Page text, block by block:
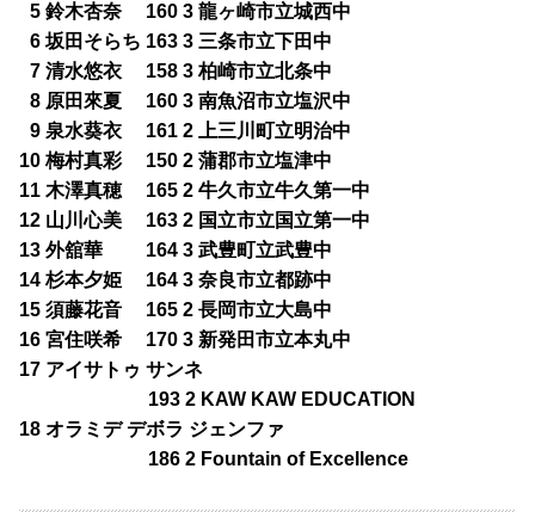
05 鈴木杏奈 160 3 龍ヶ崎市立城西中
06 坂田そらち 163 3 三条市立下田中
07 清水悠衣 158 3 柏崎市立北条中
08 原田來夏 160 3 南魚沼市立塩沢中
09 泉水葵衣 161 2 上三川町立明治中
10 梅村真彩 150 2 蒲郡市立塩津中
11 木澤真穂 165 2 牛久市立牛久第一中
12 山川心美 163 2 国立市立国立第一中
13 外舘華 164 3 武豊町立武豊中
14 杉本夕姫 164 3 奈良市立都跡中
15 須藤花音 165 2 長岡市立大島中
16 宮住咲希 170 3 新発田市立本丸中
17 アイサトゥ サンネ
193 2 KAW KAW EDUCATION
18 オラミデ デボラ ジェンファ
186 2 Fountain of Excellence